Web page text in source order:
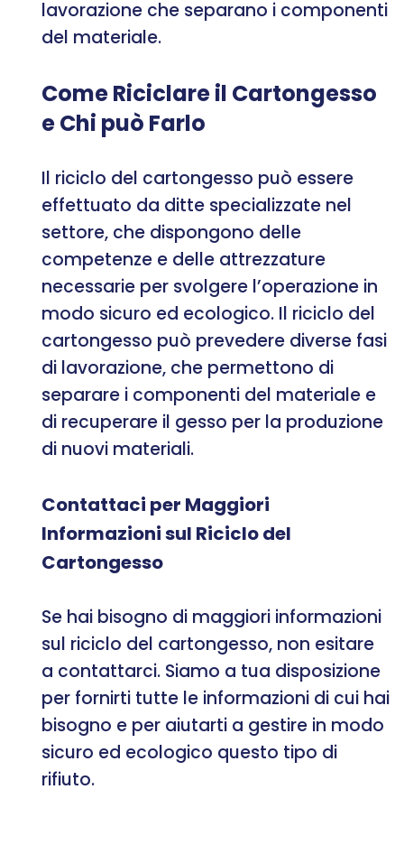
lavorazione che separano i componenti
del materiale.
Come Riciclare il Cartongesso
e Chi può Farlo
Il riciclo del cartongesso può essere
effettuato da ditte specializzate nel
settore, che dispongono delle
competenze e delle attrezzature
necessarie per svolgere l’operazione in
modo sicuro ed ecologico. Il riciclo del
cartongesso può prevedere diverse fasi
di lavorazione, che permettono di
separare i componenti del materiale e
di recuperare il gesso per la produzione
di nuovi materiali.
Contattaci per Maggiori
Informazioni sul Riciclo del
Cartongesso
Se hai bisogno di maggiori informazioni
sul riciclo del cartongesso, non esitare
a contattarci. Siamo a tua disposizione
per fornirti tutte le informazioni di cui hai
bisogno e per aiutarti a gestire in modo
sicuro ed ecologico questo tipo di
rifiuto.